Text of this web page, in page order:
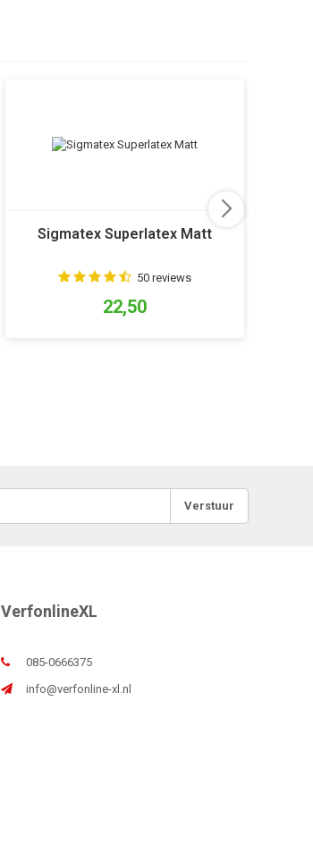
Sigmatex Superlatex Matt
50 reviews
22,50
Verstuur
VerfonlineXL
085-0666375
info@verfonline-xl.nl